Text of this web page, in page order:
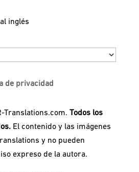
inglés
de privacidad
Translations.com. Todos los
El contenido y las imágenes
y no pueden
expreso de la autora.